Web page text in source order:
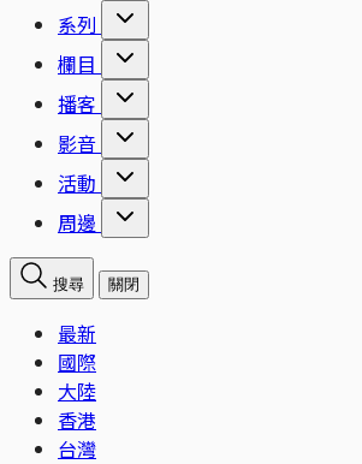
系列
欄目
播客
影音
活動
周邊
搜尋 關閉
最新
國際
大陸
香港
台灣